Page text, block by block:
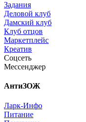
Задания
Деловой клуб
Дамский клуб
Клуб отцов
Маркетплейс
Креатив
Соцсеть
Мессенджер
АнтиЗОЖ
Ларк-Инфо
Питание